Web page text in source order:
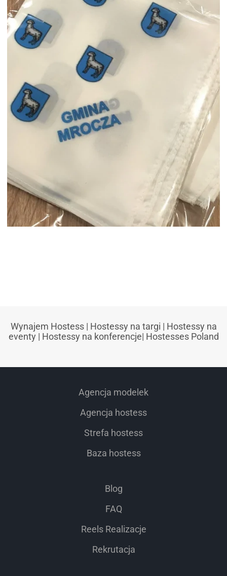
APASZKI Z NADRUKIEM GMINA
MROCZA
Wynajem Hostess| Hostessy na targi | Hostessy na
eventy | Hostessy na konferencje| Hostesses Poland
Agencja modelek
Agencja hostess
Strefa hostess
Baza hostess
Blog
FAQ
Reels Realizacje
Rekrutacja